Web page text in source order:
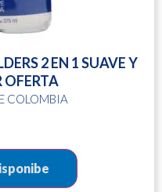
2 EN 1 SUAVE Y
OFERTA
COLOMBIA